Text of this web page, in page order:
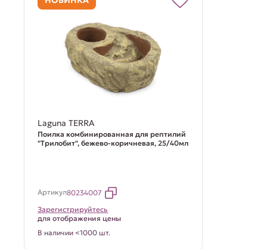
Laguna TERRA
Поилка комбинированная для рептилий
"Трилобит", бежево-коричневая, 25/40мл
Артикул80234007
Зарегистрируйтесь
для отображения цены
В наличии <1000 шт.